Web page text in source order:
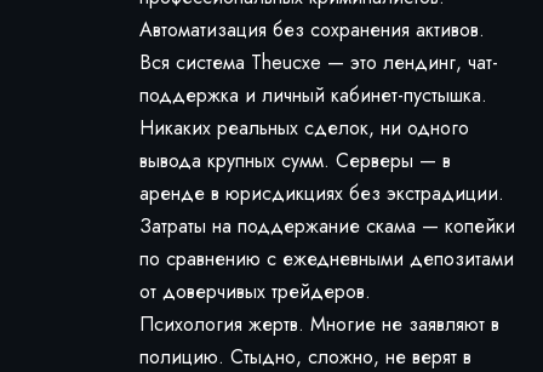
Автоматизация без сохранения активов.
Вся система Theucxe — это лендинг, чат-
поддержка и личный кабинет-пустышка.
Никаких реальных сделок, ни одного
вывода крупных сумм. Серверы — в
аренде в юрисдикциях без экстрадиции.
Затраты на поддержание скама — копейки
по сравнению с ежедневными депозитами
от доверчивых трейдеров.
Психология жертв. Многие не заявляют в
полицию. Стыдно, сложно, не верят в